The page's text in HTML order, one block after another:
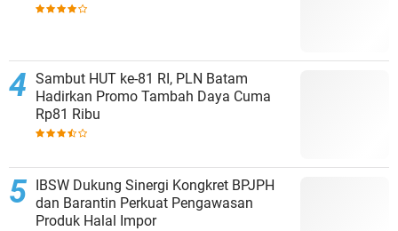
Sambut HUT ke-81 RI, PLN Batam
Hadirkan Promo Tambah Daya Cuma
Rp81 Ribu
IBSW Dukung Sinergi Kongkret BPJPH
dan Barantin Perkuat Pengawasan
Produk Halal Impor